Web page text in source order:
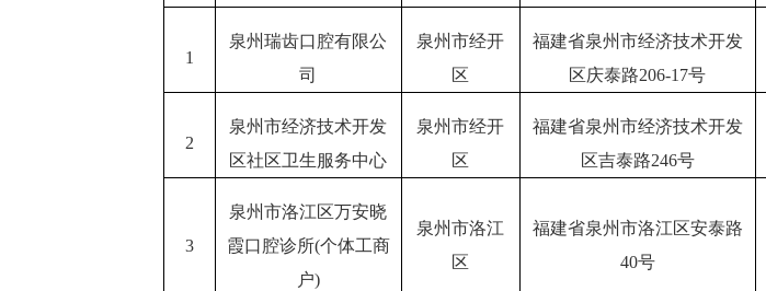
1
泉州瑞齿口腔有限公
司
泉州市经开
区
福建省泉州市经济技术开发
区庆泰路206-17号
2
泉州市经济技术开发
区社区卫生服务中心
泉州市经开
区
福建省泉州市经济技术开发
区吉泰路246号
3
泉州市洛江区万安晓
霞口腔诊所(个体工商
户)
泉州市洛江
区
福建省泉州市洛江区安泰路
40号